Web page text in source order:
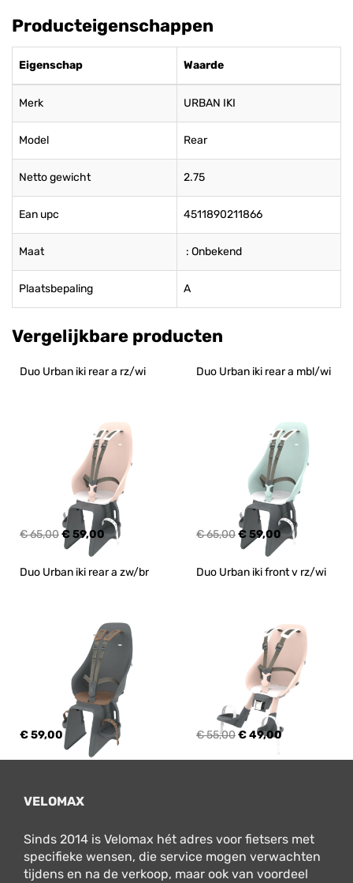
Producteigenschappen
Eigenschap Waarde
Merk URBAN IKI
Model Rear
Netto gewicht 2.75
Ean upc 4511890211866
Maat : Onbekend
Plaatsbepaling A
Vergelijkbare producten
Duo Urban iki rear a rz/wi
€ 65,00€ 59,00
Duo Urban iki rear a mbl/wi
€ 65,00€ 59,00
Duo Urban iki rear a zw/br
€ 59,00
Duo Urban iki front v rz/wi
€ 55,00€ 49,00
VELOMAX
Sinds 2014 is Velomax hét adres voor fietsers met
specifieke wensen, die service mogen verwachten
tijdens en na de verkoop, maar ook van voordeel